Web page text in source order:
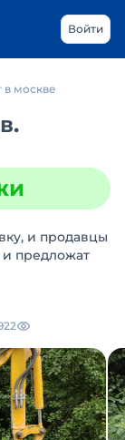
Войти
в москве
и продавцы
и предложат